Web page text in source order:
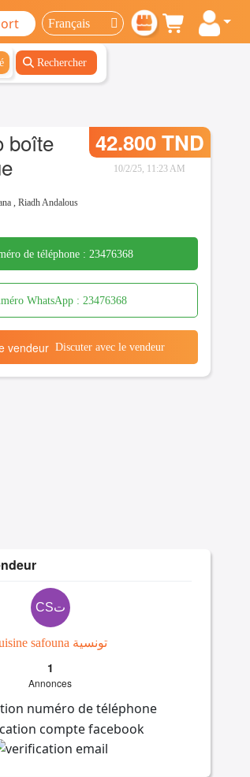
Rechercher
boîte
42.800 TND
10/2/25, 11:23 AM
,Riadh Andalous
de téléphone : 23476368
WhatsApp : 23476368
Discuter avec le vendeur
CSت
cuisine safouna تونسية
1
Annonces